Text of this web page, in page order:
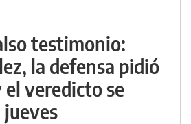
testimonio:
la defensa pidió
veredicto se
jueves